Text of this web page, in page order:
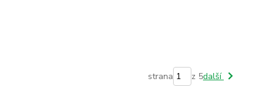
strana z 5další